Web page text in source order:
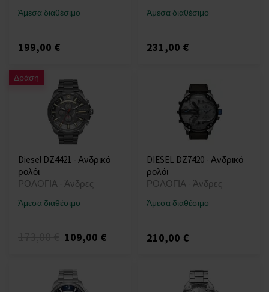
Άμεσα διαθέσιμο
199,00 €
Άμεσα διαθέσιμο
231,00 €
Δράση
Diesel DZ4421 - Ανδρικό
ρολόι
ΡΟΛΟΓΙΑ - Άνδρες
Άμεσα διαθέσιμο
109,00 €
DIESEL DZ7420 - Ανδρικό
ρολόι
ΡΟΛΟΓΙΑ - Άνδρες
Άμεσα διαθέσιμο
210,00 €